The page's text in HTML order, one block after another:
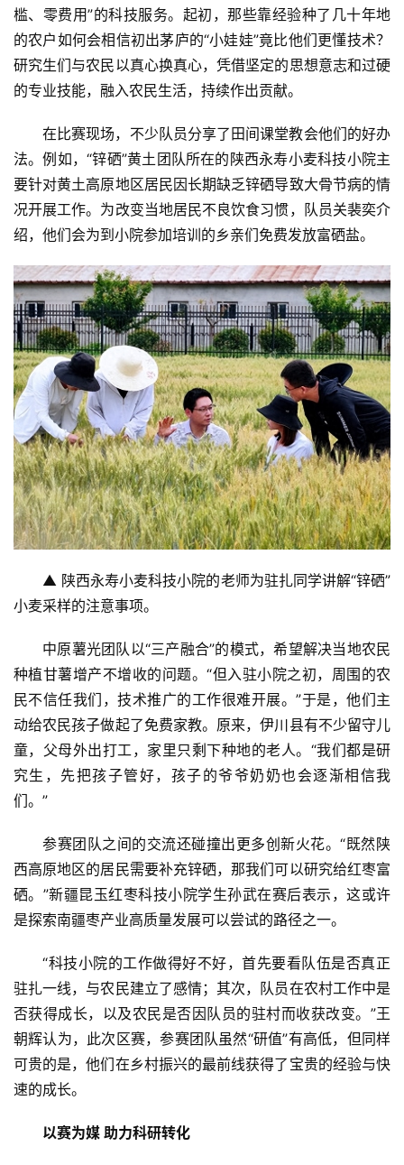
首
页
新
商
业
5
G
人
能
科
技
快
讯
创
数
说
新
商
专
栏
槛、零费用”的科技服务。起初，那些靠经验种了几十年地
的农户如何会相信初出茅庐的“小娃娃”竟比他们更懂技术？
研究生们与农民以真心换真心，凭借坚定的思想意志和过硬
的专业技能，融入农民生活，持续作出贡献。
在比赛现场，不少队员分享了田间课堂教会他们的好办
法。例如，“锌硒”黄土团队所在的陕西永寿小麦科技小院主
要针对黄土高原地区居民因长期缺乏锌硒导致大骨节病的情
况开展工作。为改变当地居民不良饮食习惯，队员关裴奕介
绍，他们会为到小院参加培训的乡亲们免费发放富硒盐。
▲ 陕西永寿小麦科技小院的老师为驻扎同学讲解“锌硒”
小麦采样的注意事项。
中原薯光团队以“三产融合”的模式，希望解决当地农民
种植甘薯增产不增收的问题。“但入驻小院之初，周围的农
民不信任我们，技术推广的工作很难开展。”于是，他们主
动给农民孩子做起了免费家教。原来，伊川县有不少留守儿
童，父母外出打工，家里只剩下种地的老人。“我们都是研
究生，先把孩子管好，孩子的爷爷奶奶也会逐渐相信我
们。”
参赛团队之间的交流还碰撞出更多创新火花。“既然陕
西高原地区的居民需要补充锌硒，那我们可以研究给红枣富
硒。”新疆昆玉红枣科技小院学生孙武在赛后表示，这或许
是探索南疆枣产业高质量发展可以尝试的路径之一。
“科技小院的工作做得好不好，首先要看队伍是否真正
驻扎一线，与农民建立了感情；其次，队员在农村工作中是
否获得成长，以及农民是否因队员的驻村而收获改变。”王
朝辉认为，此次区赛，参赛团队虽然“研值”有高低，但同样
可贵的是，他们在乡村振兴的最前线获得了宝贵的经验与快
速的成长。
以赛为媒 助力科研转化